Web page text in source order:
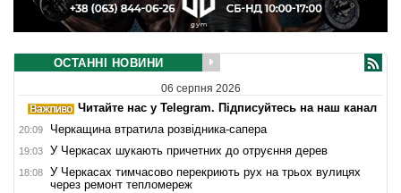
ОСТАННІ НОВИНИ
06 серпня 2026
Читайте нас у Telegram. Підписуйтесь на наш канал
20:09 Черкащина втратила розвідника-сапера
19:03 У Черкасах шукають причетних до отруєння дерев
18:08
У Черкасах тимчасово перекриють рух на трьох вулицях
через ремонт тепломереж